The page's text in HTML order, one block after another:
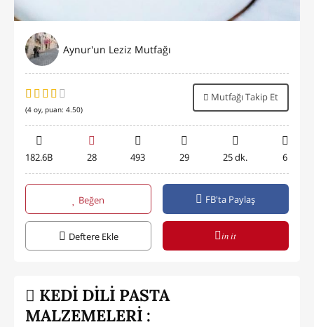
Aynur'un Leziz Mutfağı
(4 oy, puan: 4.50)
Mutfağı Takip Et
182.6B 28 493 29 25 dk. 6
Beğen FB'ta Paylaş
Deftere Ekle in it
KEDİ DİLİ PASTA
MALZEMELERİ :